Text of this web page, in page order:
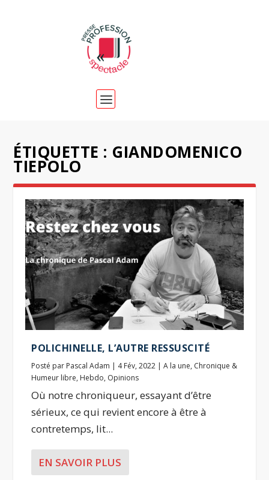
ÉTIQUETTE : GIANDOMENICO
TIEPOLO
POLICHINELLE, L’AUTRE RESSUSCITÉ
Posté par Pascal Adam | 4 Fév, 2022 |A la une, Chronique &
Humeur libre, Hebdo, Opinions
Où notre chroniqueur, essayant d’être
sérieux, ce qui revient encore à être à
contretemps, lit...
EN SAVOIR PLUS